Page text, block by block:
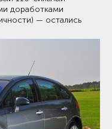
доработками
— остались